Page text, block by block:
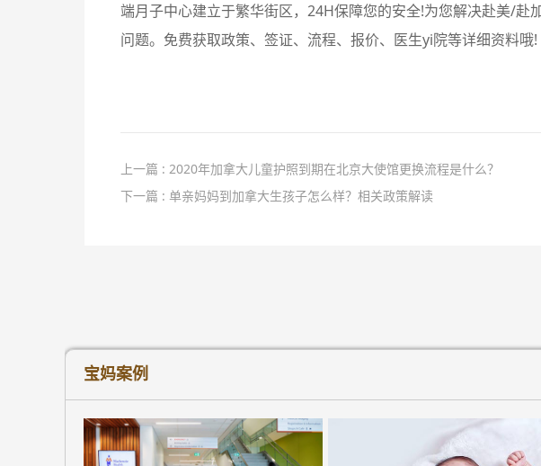
端月子中心建立于繁华街区，24H保障您的安全!为您解决赴美/赴
问题。免费获取政策、签证、流程、报价、医生yi院等详细资料哦!
上一篇 : 2020年加拿大儿童护照到期在北京大使馆更换流程是什么？
下一篇 : 单亲妈妈到加拿大生孩子怎么样？相关政策解读
宝妈案例